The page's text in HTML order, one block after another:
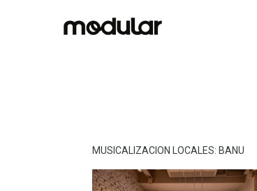
MUSICALIZACION LOCALES: BANU